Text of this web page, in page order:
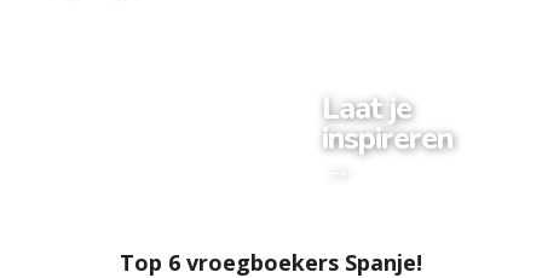
Laat je
inspireren
Top 6 vroegboekers Spanje!